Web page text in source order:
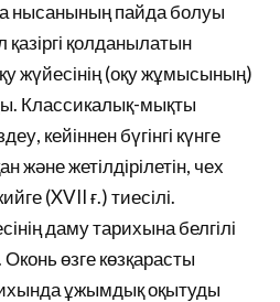
нысанының пайда болуы
қолданылатын
жүйесінің (оқу жұмысының)
Классикалық-мықты
кейіннен бүгінгі күнге
және жетілдірілетін, чех
(XVII ғ.) тиесілі.
даму тарихына белгілі
өзге көзқарасты
ұжымдық оқытуды